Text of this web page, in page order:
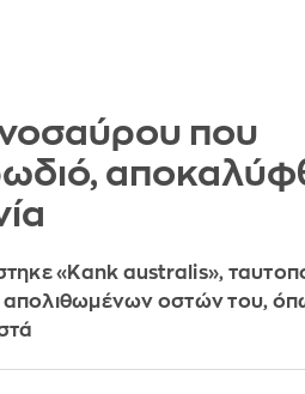
που
«Kank australis»,
οστών του,